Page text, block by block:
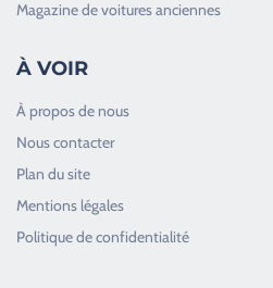
Magazine de voitures anciennes
À VOIR
À propos de nous
Nous contacter
Plan du site
Mentions légales
Politique de confidentialité
Toujours heureux d'aider les